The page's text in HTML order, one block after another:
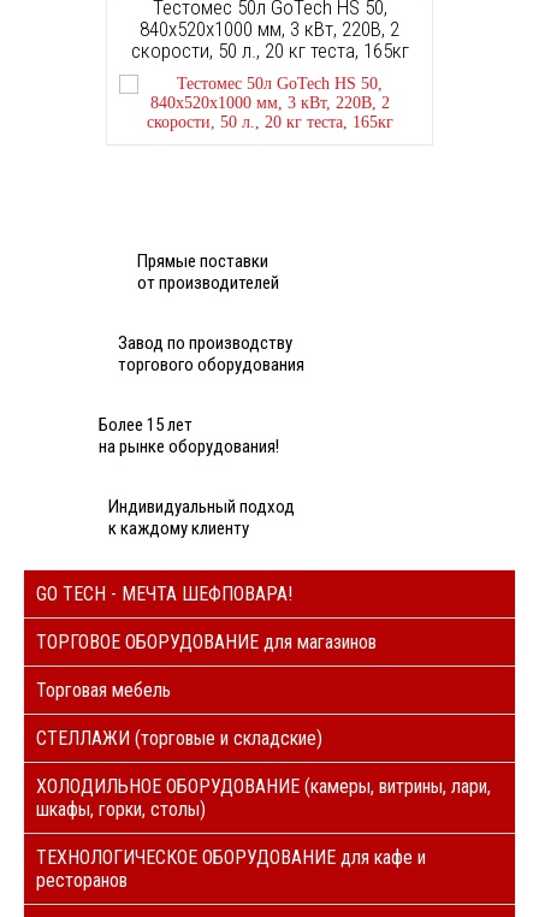
Тестомес 50л GoTech HS 50,
840х520х1000 мм, 3 кВт, 220В, 2
скорости, 50 л., 20 кг теста, 165кг
Прямые поставки
от производителей
Завод по производству
торгового оборудования
Более 15 лет
на рынке оборудования!
Индивидуальный подход
к каждому клиенту
GO TECH - МЕЧТА ШЕФПОВАРА!
ТОРГОВОЕ ОБОРУДОВАНИЕ для магазинов
Торговая мебель
СТЕЛЛАЖИ (торговые и складские)
ХОЛОДИЛЬНОЕ ОБОРУДОВАНИЕ (камеры, витрины, лари,
шкафы, горки, столы)
ТЕХНОЛОГИЧЕСКОЕ ОБОРУДОВАНИЕ для кафе и
ресторанов